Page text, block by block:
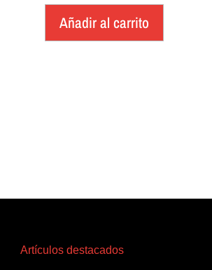
Añadir al carrito
Artículos destacados